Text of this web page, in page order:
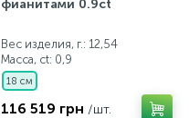
фианитами 0.9ct
Вес изделия, г.: 12,54
Масса, ct: 0,9
18 см
116 519 грн /шт.